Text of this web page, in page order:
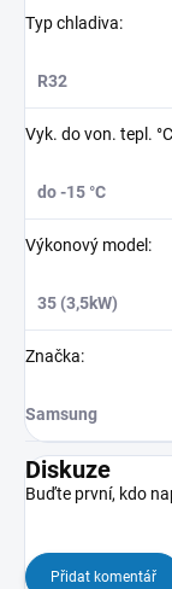
Typ chladiva:
R32
Vyk. do von. tepl. °C
do -15 °C
Výkonový model :
35 (3,5kW)
Značka:
Samsung
Diskuze
Buďte první, kdo
Přidat komentář